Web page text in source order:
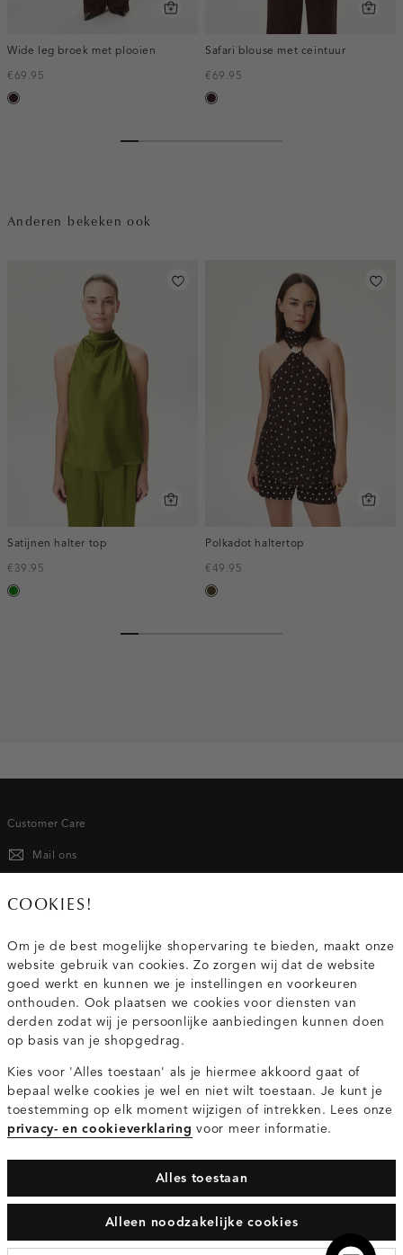
Wide leg broek met plooien
€69.95
bordeaux,
Safari blouse met ceintuur
€69.95
bordeaux,
Anderen bekeken ook
Satijnen halter top
€39.95
groen
Polkadot haltertop
€49.95
toffee
Customer Care
Mail ons
Service
Wij zijn Costes
Topcategorieën voor jou
Privacy- en cookieverklaringAlgemene Voorwaarden
COOKIES!
Om je de best mogelijke shopervaring te bieden, maakt onze
website gebruik van cookies. Zo zorgen wij dat de website
goed werkt en kunnen we je instellingen en voorkeuren
onthouden. Ook plaatsen we cookies voor diensten van
derden zodat wij je persoonlijke aanbiedingen kunnen doen
op basis van je shopgedrag.
Kies voor 'Alles toestaan' als je hiermee akkoord gaat of
bepaal welke cookies je wel en niet wilt toestaan. Je kunt je
toestemming op elk moment wijzigen of intrekken. Lees onze
privacy- en cookieverklaring voor meer informatie.
Alles toestaan
Alleen noodzakelijke cookies